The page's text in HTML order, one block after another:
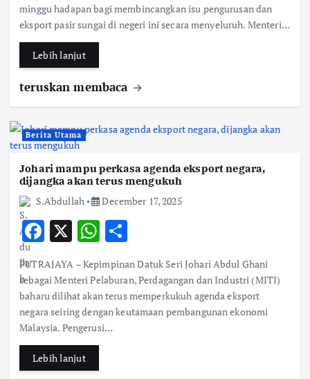
b
o
o
k
s
A
p
e
minggu hadapan bagi membincangkan isu pengurusan dan
eksport pasir sungai di negeri ini secara menyeluruh. Menteri…
Lebih lanjut
teruskan membaca
Berita Utama
Johari mampu perkasa agenda eksport negara,
dijangka akan terus mengukuh
S.Abdullah
December 17, 2025
F
ac
e
b
o
o
k
X W
h
at
s
A
p
h
ar
e
PUTRAJAYA – Kepimpinan Datuk Seri Johari Abdul Ghani
sebagai Menteri Pelaburan, Perdagangan dan Industri (MITI)
baharu dilihat akan terus memperkukuh agenda eksport
negara seiring dengan keutamaan pembangunan ekonomi
Malaysia. Pengerusi…
Lebih lanjut